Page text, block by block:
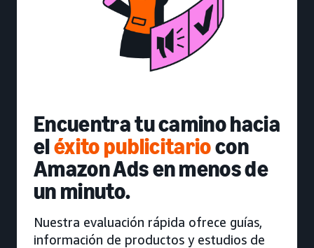
Encuentra tu camino hacia
eléxito publicitariocon
Amazon Ads en menos de
un minuto.
Nuestra evaluación rápida ofrece guías,
información de productos y estudios de